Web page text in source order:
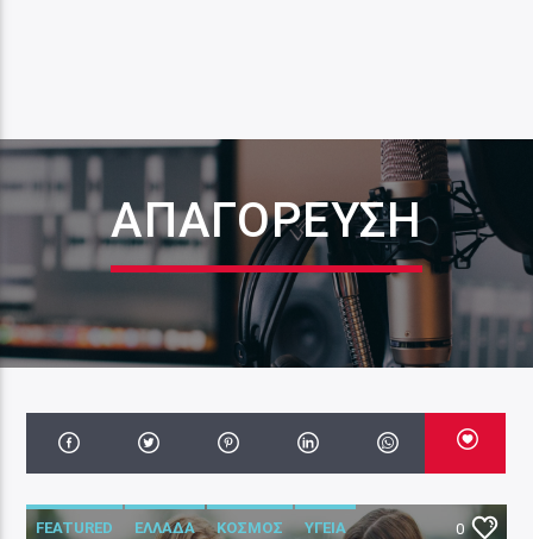
ΑΠΑΓΌΡΕΥΣΗ
FEATURED ΕΛΛΑΔΑ ΚΟΣΜΟΣ ΥΓΕΙΑ 0